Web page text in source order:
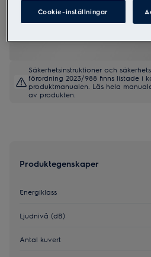
4.2 (26)
Säkerhetsinstruktioner och
förordning 2023/988 finns listade i
produktmanualen. Läs hela
av produkten.
Produktegenskaper
Energiklass
Ljudnivå (dB)
Antal kuvert
Cookie-inställningar